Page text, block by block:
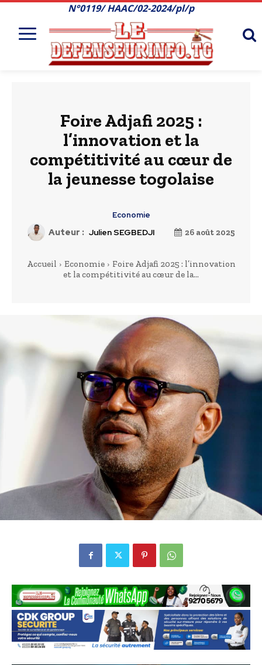
N°0119/ HAAC/02-2024/pl/p
Foire Adjafi 2025 :
l’innovation et la
compétitivité au cœur de
la jeunesse togolaise
Economie
Auteur : Julien SEGBEDJI 26 août 2025
Accueil Economie
Foire Adjafi 2025 : l’innovation
et la compétitivité au cœur de la...